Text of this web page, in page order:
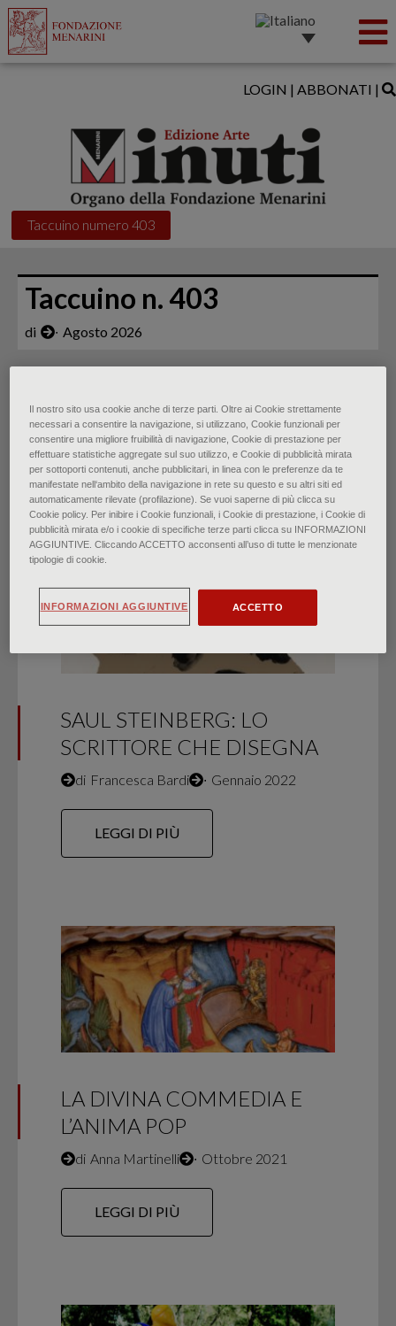
Taccuino numero 403
LOGIN | ABBONATI |
Taccuino n. 403
di ∙ Agosto 2026
HIGHLIGHTS
SAUL STEINBERG: LO
SCRITTORE CHE DISEGNA
di Francesca Bardi ∙ Gennaio 2022
LEGGI DI PIÙ
LA DIVINA COMMEDIA E
L’ANIMA POP
di Anna Martinelli ∙ Ottobre 2021
LEGGI DI PIÙ
Il nostro sito usa cookie anche di terze parti. Oltre ai Cookie strettamente
necessari a consentire la navigazione, si utilizzano, Cookie funzionali per
consentire una migliore fruibilità di navigazione, Cookie di prestazione per
effettuare statistiche aggregate sul suo utilizzo, e Cookie di pubblicità mirata
per sottoporti contenuti, anche pubblicitari, in linea con le preferenze da te
manifestate nell‘ambito della navigazione in rete su questo e su altri siti ed
automaticamente rilevate (profilazione). Se vuoi saperne di più clicca su
Cookie policy. Per inibire i Cookie funzionali, i Cookie di prestazione, i Cookie di
pubblicità mirata e/o i cookie di specifiche terze parti clicca su INFORMAZIONI
AGGIUNTIVE. Cliccando ACCETTO acconsenti all’uso di tutte le menzionate
tipologie di cookie.
ACCETTO
INFORMAZIONI AGGIUNTIVE